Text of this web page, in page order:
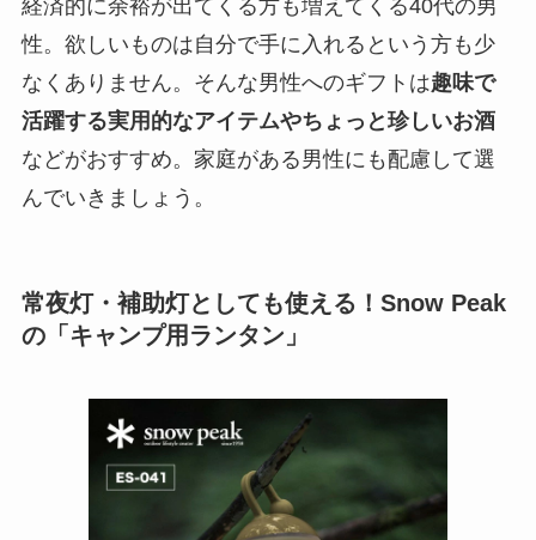
経済的に余裕が出てくる方も増えてくる40代の男
性。欲しいものは自分で手に入れるという方も少
なくありません。そんな男性へのギフトは趣味で
活躍する実用的なアイテムやちょっと珍しいお酒
などがおすすめ。家庭がある男性にも配慮して選
んでいきましょう。
常夜灯・補助灯としても使える！Snow Peak
の「キャンプ用ランタン」